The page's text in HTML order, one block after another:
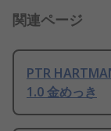
関連ページ
PTR
1.0 金めっき